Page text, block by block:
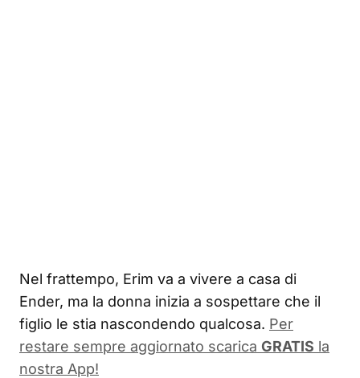
Nel frattempo, Erim va a vivere a casa di
Ender, ma la donna inizia a sospettare che il
figlio le stia nascondendo qualcosa. Per
restare sempre aggiornato scarica GRATIS la
nostra App!